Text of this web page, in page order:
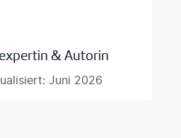
& Autorin
Juni 2026